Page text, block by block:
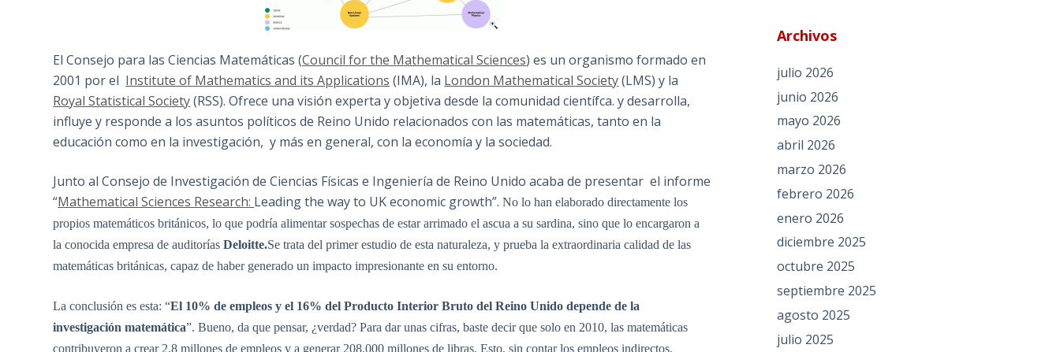
El Consejo para las Ciencias Matemáticas (Council for the Mathematical Sciences) es un organismo formado en
2001 por el Institute of Mathematics and its Applications (IMA), la London Mathematical Society(LMS) y la
Royal Statistical Society(RSS). Ofrece una visión experta y objetiva desde la comunidad científca. y desarrolla,
influye y responde a los asuntos políticos de Reino Unido relacionados con las matemáticas, tanto en la
educación como en la investigación, y más en general, con la economía y la sociedad.
Junto al Consejo de Investigación de Ciencias Físicas e Ingeniería de Reino Unido acaba de presentar el informe
“Mathematical Sciences Research: Leading the way to UK economic growth”. No lo han elaborado directamente los
propios matemáticos británicos, lo que podría alimentar sospechas de estar arrimado el ascua a su sardina, sino que lo encargaron a
la conocida empresa de auditoríasDeloitte.Se trata del primer estudio de esta naturaleza, y prueba la extraordinaria calidad de las
matemáticas británicas, capaz de haber generado un impacto impresionante en su entorno.
La conclusión es esta: “El 10% de empleos y el 16% del Producto Interior Bruto del Reino Unido depende de la
investigación matemática”. Bueno, da que pensar, ¿verdad? Para dar unas cifras, baste decir que solo en 2010, las matemáticas
contribuyeron a crear 2,8 millones de empleos y a generar 208.000 millones de libras. Esto, sin contar los empleos indirectos.
Archivos
julio 2026
junio 2026
mayo 2026
abril 2026
marzo 2026
febrero 2026
enero 2026
diciembre 2025
octubre 2025
septiembre 2025
agosto 2025
julio 2025